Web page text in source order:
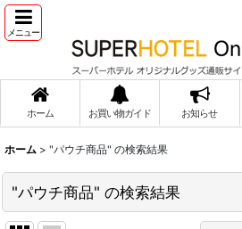
メニュー
ホーム お買い物ガイド お知らせ
ホーム > "パウチ商品" の検索結果
"パウチ商品" の検索結果